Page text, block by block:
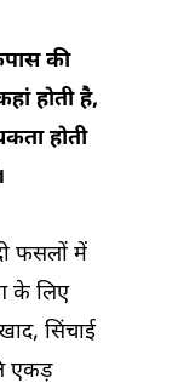
की
होती है,
होती
फसलों में
के लिए
सिंचाई
एकड़